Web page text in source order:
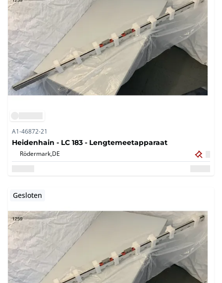
A1-46872-21
Heidenhain - LC 183 - Lengtemeetapparaat
Rödermark,DE
Gesloten